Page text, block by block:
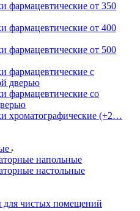
фармацевтические от 350
фармацевтические от 400
фармацевтические от 500
фармацевтические с
дверью
фармацевтические со
хроматографические (+2…
напольные
настольные
чистых помещений